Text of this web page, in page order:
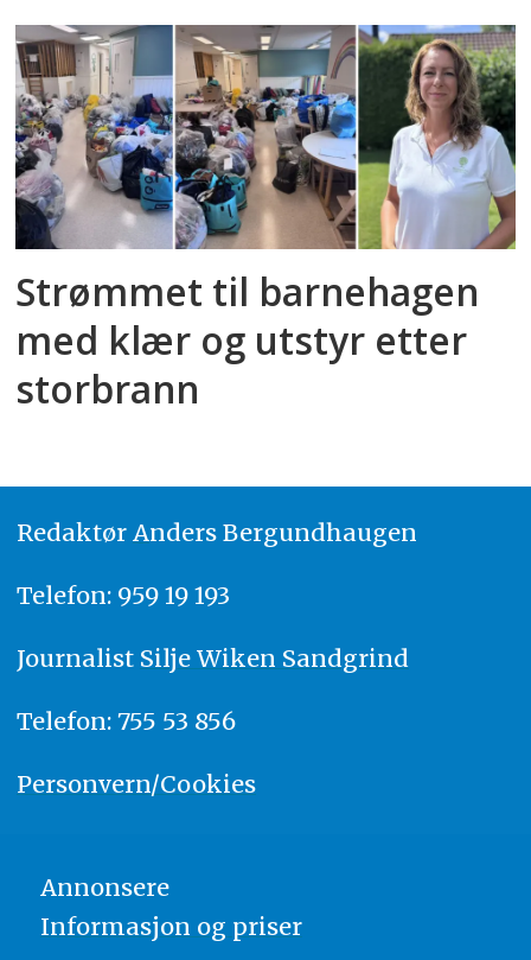
Strømmet til barnehagen
med klær og utstyr etter
storbrann
Redaktør Anders Bergundhaugen
Telefon: 959 19 193
Journalist Silje Wiken Sandgrind
Telefon: 755 53 856
Personvern/Cookies
Annonsere
Informasjon og priser